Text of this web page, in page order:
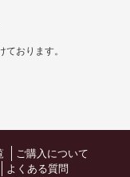
おります。
ご購入について
よくある質問